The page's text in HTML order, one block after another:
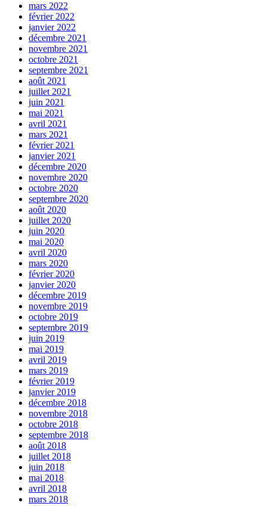
mars 2022
février 2022
janvier 2022
décembre 2021
novembre 2021
octobre 2021
septembre 2021
août 2021
juillet 2021
juin 2021
mai 2021
avril 2021
mars 2021
février 2021
janvier 2021
décembre 2020
novembre 2020
octobre 2020
septembre 2020
août 2020
juillet 2020
juin 2020
mai 2020
avril 2020
mars 2020
février 2020
janvier 2020
décembre 2019
novembre 2019
octobre 2019
septembre 2019
juin 2019
mai 2019
avril 2019
mars 2019
février 2019
janvier 2019
décembre 2018
novembre 2018
octobre 2018
septembre 2018
août 2018
juillet 2018
juin 2018
mai 2018
avril 2018
mars 2018